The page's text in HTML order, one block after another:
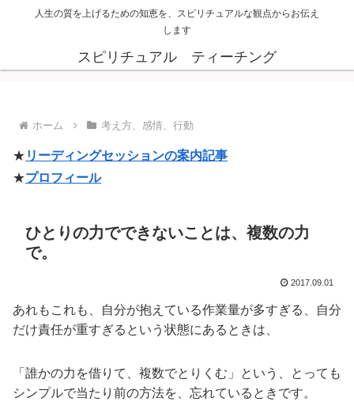
人生の質を上げるための知恵を、スピリチュアルな観点からお伝え
します
スピリチュアル ティーチング
ホーム 考え方、感情、行動
★ リーディングセッションの案内記事
★プロフィール
ひとりの力でできないことは、複数の力
で。
2017.09.01
あれもこれも、自分が抱えている作業量が多すぎる、自分
だけ責任が重すぎるという状態にあるときは、
「誰かの力を借りて、複数でとりくむ」という、とっても
シンプルで当たり前の方法を、忘れているときです。